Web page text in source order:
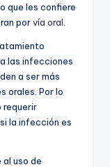
que les confiere
porvía oral
las infecciones
a ser más
orales. Por lo
requerir
la infección es
uso de